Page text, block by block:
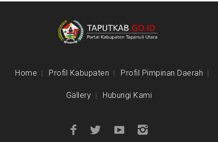
Home Profil Kabupaten Profil Pimpinan Daerah
Gallery Hubungi Kami